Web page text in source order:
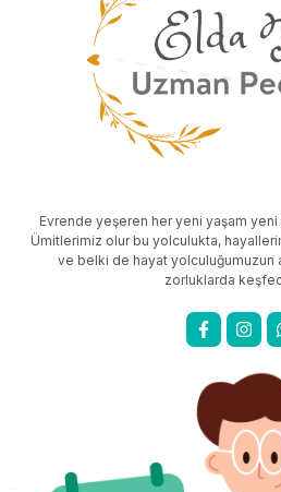
Evrende yeşeren her yeni yaşam
Ümitlerimiz olur bu yolculukta,
ve belki de hayat yolculuğumuzun
zorluklarda